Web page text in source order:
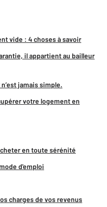
vide : 4 choses à savoir
il appartient au bailleur
jamais simple.
votre logement en
en toute sérénité
d'emploi
charges de vos revenus